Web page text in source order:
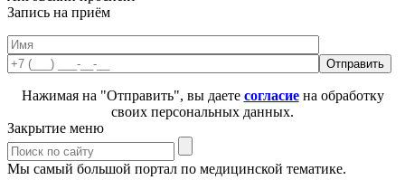
Запись на приём
Нажимая на "Отправить", вы даете согласиена обработку
своих персональных данных.
Закрытие меню
Мы самый большой портал по медицинской тематике.